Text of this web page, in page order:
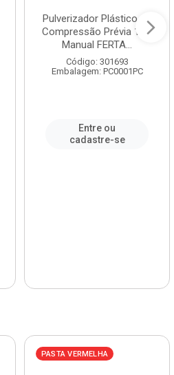
Pulverizador Plástico de
Compressão Prévia 1,5L
Manual FERTA...
Código: 301693
Embalagem: PC0001PC
Entre ou
cadastre-se
PASTA VERMELHA